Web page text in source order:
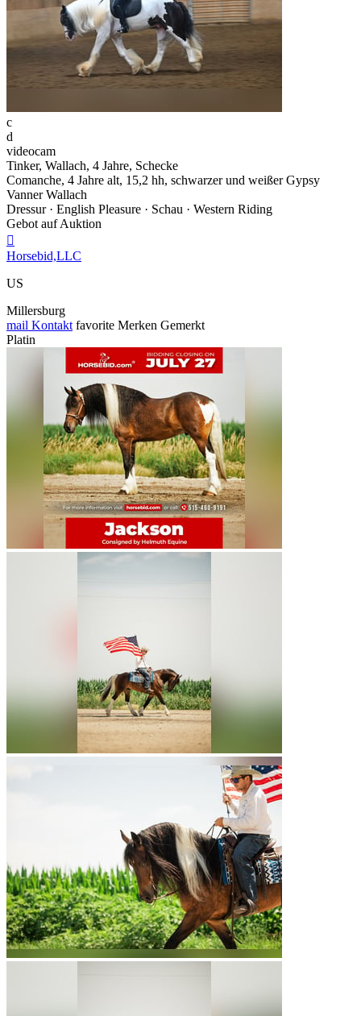
c
d
videocam
Tinker, Wallach, 4 Jahre, Schecke
Comanche, 4 Jahre alt, 15,2 hh, schwarzer und weißer Gypsy
Vanner Wallach
Dressur · English Pleasure · Schau · Western Riding
Gebot auf Auktion

Horsebid,LLC
US
Millersburg
mail Kontakt favorite Merken Gemerkt
Platin